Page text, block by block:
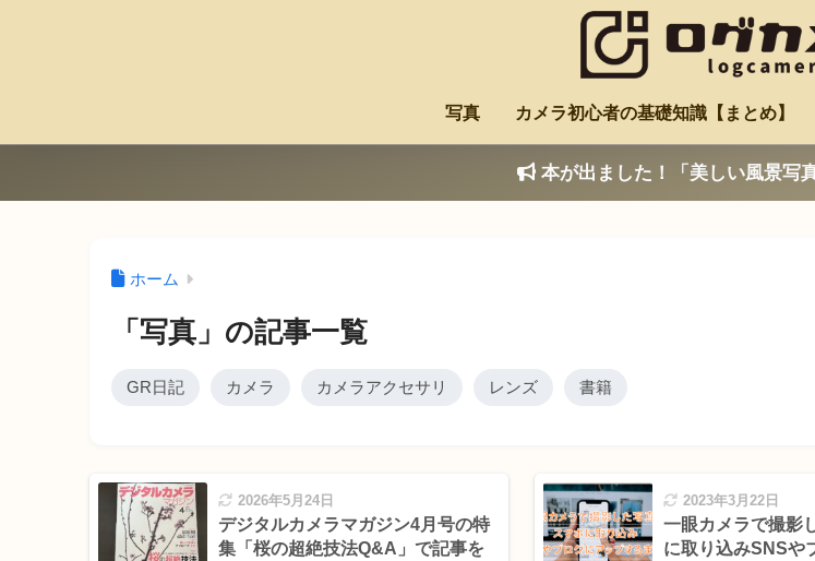
写真 カメラ初心者の基礎知識【まとめ】
本が出ました！「美しい風景写
ホーム
「写真」の記事一覧
GR日記 カメラ カメラアクセサリ レンズ 書籍
2026年5月24日
デジタルカメラマガジン4月号の特
集「桜の超絶技法Q&A」で記事を
2023年3月22日
一眼カメラで撮影
に取り込みSNSや